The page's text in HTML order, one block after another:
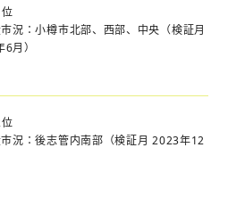
位
況：小樽市北部、西部、中央（検証月
月）
位
況：後志管内南部（検証月 2023年12